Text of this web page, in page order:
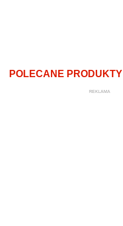
POLECANE PRODUKTY
REKLAMA